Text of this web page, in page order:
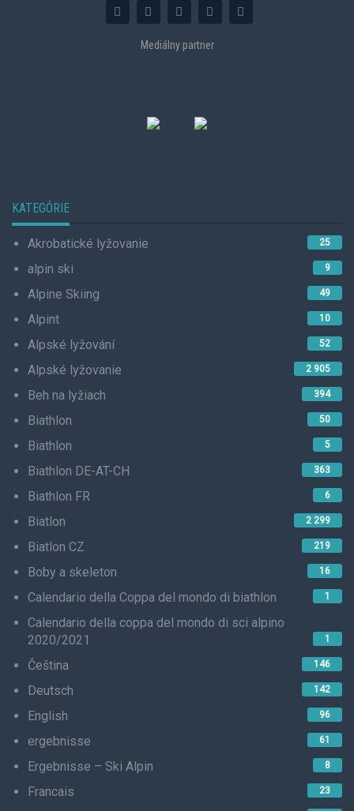
Mediálny partner
KATEGÓRIE
Akrobatické lyžovanie 25
alpin ski 9
Alpine Skiing 49
Alpint 10
Alpské lyžování 52
Alpské lyžovanie 2 905
Beh na lyžiach 394
Biathlon 50
Biathlon 5
Biathlon DE-AT-CH 363
Biathlon FR 6
Biatlon 2 299
Biatlon CZ 219
Boby a skeleton 16
Calendario della Coppa del mondo di biathlon 1
Calendario della coppa del mondo di sci alpino
2020/2021
1
Čeština 146
Deutsch 142
English 96
ergebnisse 61
Ergebnisse – Ski Alpin 8
Francais 23